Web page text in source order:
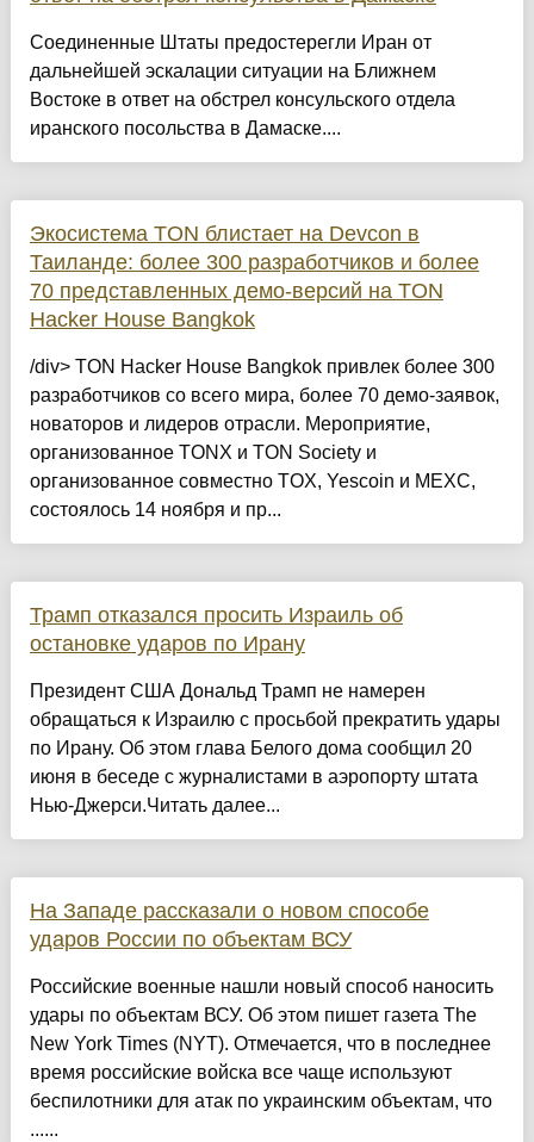
Соединенные Штаты предостерегли Иран от
дальнейшей эскалации ситуации на Ближнем
Востоке в ответ на обстрел консульского отдела
иранского посольства в Дамаске....
Экосистема TON блистает на Devcon в
Таиланде: более 300 разработчиков и более
70 представленных демо-версий на TON
Hacker House Bangkok
/div> TON Hacker House Bangkok привлек более 300
разработчиков со всего мира, более 70 демо-заявок,
новаторов и лидеров отрасли. Мероприятие,
организованное TONX и TON Society и
организованное совместно TOX, Yescoin и MEXC,
состоялось 14 ноября и пр...
Трамп отказался просить Израиль об
остановке ударов по Ирану
Президент США Дональд Трамп не намерен
обращаться к Израилю с просьбой прекратить удары
по Ирану. Об этом глава Белого дома сообщил 20
июня в беседе с журналистами в аэропорту штата
Нью-Джерси.Читать далее...
На Западе рассказали о новом способе
ударов России по объектам ВСУ
Российские военные нашли новый способ наносить
удары по объектам ВСУ. Об этом пишет газета The
New York Times (NYT). Отмечается, что в последнее
время российские войска все чаще используют
беспилотники для атак по украинским объектам, что
......